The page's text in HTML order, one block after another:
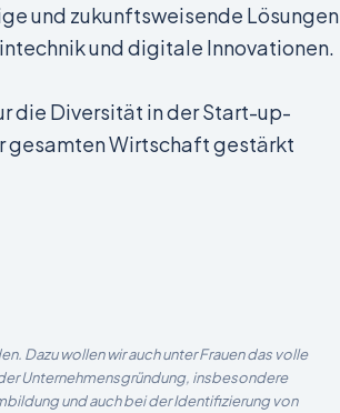
und zukunftsweisende Lösungen
und digitale Innovationen.
die Diversität in der Start-up-
gesamten Wirtschaft gestärkt
Dazu wollen wir auch unter Frauen das volle
Unternehmensgründung, insbesondere
und auch bei der Identifizierung von